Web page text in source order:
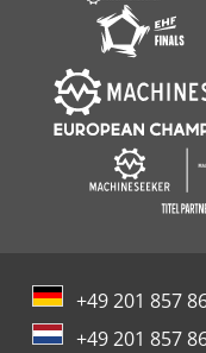
+49 201 857
+49 201 857